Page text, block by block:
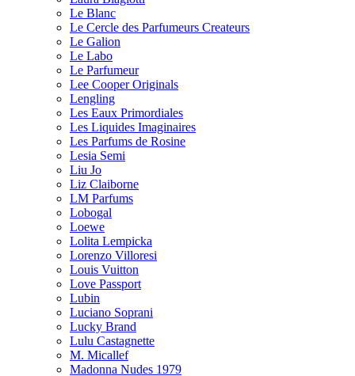
Le Blanc
Le Cercle des Parfumeurs Createurs
Le Galion
Le Labo
Le Parfumeur
Lee Cooper Originals
Lengling
Les Eaux Primordiales
Les Liquides Imaginaires
Les Parfums de Rosine
Lesia Semi
Liu Jo
Liz Claiborne
LM Parfums
Lobogal
Loewe
Lolita Lempicka
Lorenzo Villoresi
Louis Vuitton
Love Passport
Lubin
Luciano Soprani
Lucky Brand
Lulu Castagnette
M. Micallef
Madonna Nudes 1979